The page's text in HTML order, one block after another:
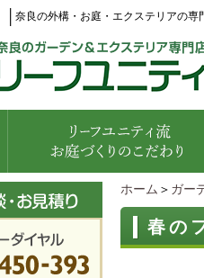
奈良の外構・お庭・エクステリアの専
ホーム ＞ ガー
春の